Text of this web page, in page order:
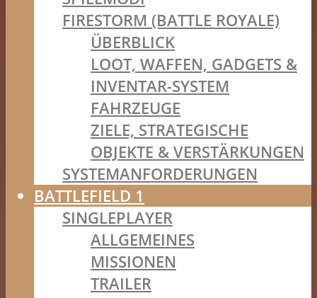
FIRESTORM (BATTLE ROYALE)
ÜBERBLICK
LOOT, WAFFEN, GADGETS &
INVENTAR-SYSTEM
FAHRZEUGE
ZIELE, STRATEGISCHE
OBJEKTE & VERSTÄRKUNGEN
SYSTEMANFORDERUNGEN
BATTLEFIELD 1
SINGLEPLAYER
ALLGEMEINES
MISSIONEN
TRAILER